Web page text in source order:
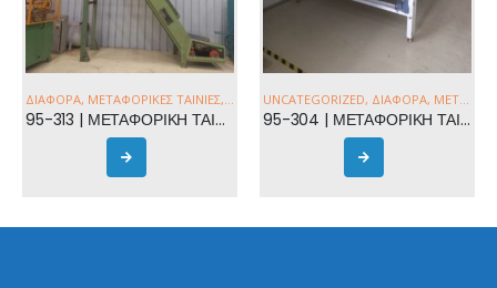
UNCATEGORIZED,ΔΙΆΦΟΡΑ,ΜΕΤΑΦΟΡΙΚΈΣ ΤΑΙΝΊΕΣ ,ΔΙΆΦΟΡΑ
95-304 | ΜΕΤΑΦΟΡΙΚΗ ΤΑΙΝΙΑ 4,7x2m